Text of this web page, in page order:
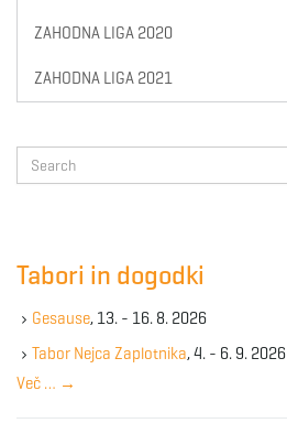
ZAHODNA LIGA 2020
ZAHODNA LIGA 2021
e
e
y
w
r
Tabori in dogodki
Gesause, 13. - 16. 8. 2026
Tabor Nejca Zaplotnika, 4. - 6. 9. 2026
Več … →